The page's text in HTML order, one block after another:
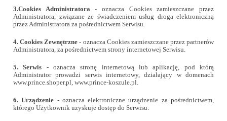
3.Cookies Administratora- oznacza Cookies zamieszczane przez
Administratora, związane ze świadczeniem usług droga elektroniczną
przez Administratora za pośrednictwem Serwisu.
4.Cookies Zewnętrzne- oznacza Cookies zamieszczane przez partnerów
Administratora, za pośrednictwem strony internetowej Serwisu.
5.Serwis - oznacza stronę internetową lub aplikację, pod którą
Administrator prowadzi serwis internetowy, działający w domenach
www.prince.shoper.pl, www.prince-koszule.pl.
6.Urządzenie - oznacza elektroniczne urządzenie za pośrednictwem,
którego Użytkownik uzyskuje dostęp do Serwisu.